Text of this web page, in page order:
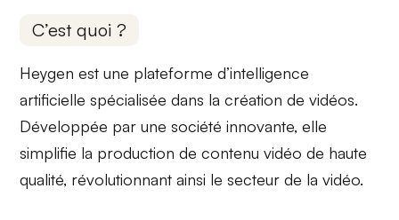
C’est quoi ?
Heygen est une plateforme d’intelligence
artificielle spécialisée dans lacréation de vidéos.
Développée par une société innovante, elle
simplifie la production de contenu vidéo de haute
qualité, révolutionnant ainsi le secteur de la vidéo.